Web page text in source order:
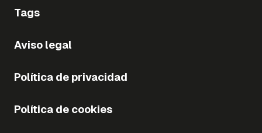
Tags
Aviso legal
Política de privacidad
Política de cookies